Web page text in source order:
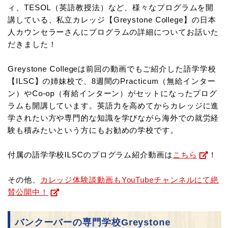
ィ、TESOL（英語教授法）など、様々なプログラムを開
講している、私立カレッジ【Greystone College】の日本
人カウンセラーさんにプログラムの詳細についてお話いた
だきました！
Greystone Collegeは前回の動画でもご紹介した語学学校
【ILSC】の姉妹校で、8週間のPracticum（無給インター
ン）やCo-op（有給インターン）がセットになったプログ
ラムも開講しています。英語力を高めてからカレッジに進
学されたい方や専門的な知識を学びながら海外での就労経
験も積みたいという方にもお勧めの学校です。
付属の語学学校ILSCのプログラム紹介動画は こちら ！
その他、
カレッジ体験談動画もYouTubeチャンネルにて絶
賛公開中！
バンクーバーの専門学校Greystone